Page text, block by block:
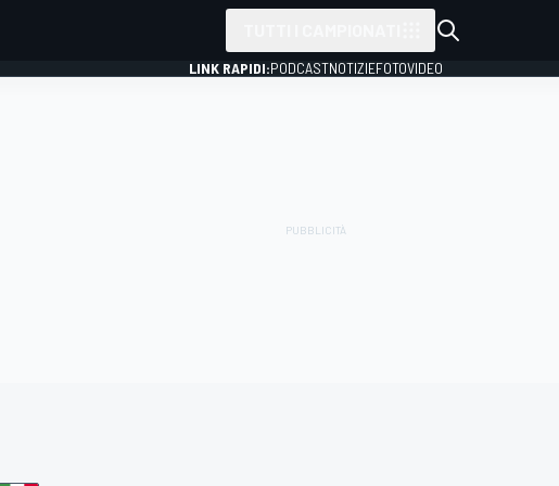
LINK RAPIDI:PODCASTNOTIZIEFOTOVIDEO